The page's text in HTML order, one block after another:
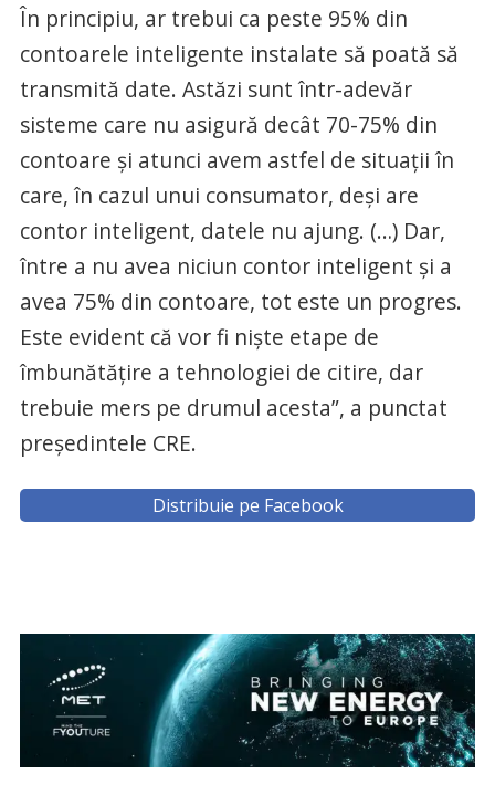
În principiu, ar trebui ca peste 95% din
contoarele inteligente instalate să poată să
transmită date. Astăzi sunt într-adevăr
sisteme care nu asigură decât 70-75% din
contoare şi atunci avem astfel de situaţii în
care, în cazul unui consumator, deşi are
contor inteligent, datele nu ajung. (…) Dar,
între a nu avea niciun contor inteligent şi a
avea 75% din contoare, tot este un progres.
Este evident că vor fi nişte etape de
îmbunătăţire a tehnologiei de citire, dar
trebuie mers pe drumul acesta”, a punctat
preşedintele CRE.
Distribuie pe Facebook